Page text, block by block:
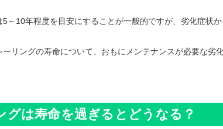
～10年程度を目安にすることが一般的ですが、劣化症状
リングの寿命について、おもにメンテナンスが必要な劣
グは寿命を過ぎるとどうなる？